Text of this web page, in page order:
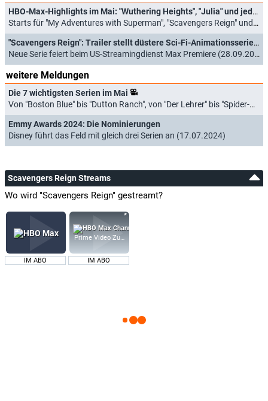
HBO-Max-Highlights im Mai: "Wuthering Heights", "Julia" und jede Menge gute Animationsserien
Starts für "My Adventures with Superman", "Scavengers Reign" und neue "Rick and Morty"-Staffel (01.05.2026)
"Scavengers Reign": Trailer stellt düstere Sci-Fi-Animationsserie vor
Neue Serie feiert beim US-Streamingdienst Max Premiere (28.09.2023)
weitere Meldungen
Die 7 wichtigsten Serien im Mai
Von "Boston Blue" bis "Dutton Ranch", von "Der Lehrer" bis "Spider-Noir" (01.05.2026)
Emmy Awards 2024: Die Nominierungen
Disney führt das Feld mit gleich drei Serien an (17.07.2024)
Scavengers Reign Streams
Wo wird "Scavengers Reign" gestreamt?
IM ABO
Prime Video Zusatz-Kanäle
IM ABO